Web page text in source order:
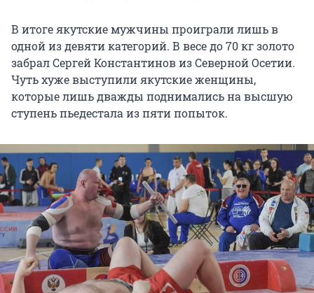
В итоге якутские мужчины проиграли лишь в
одной из девяти категорий. В весе до 70 кг золото
забрал Сергей Константинов из Северной Осетии.
Чуть хуже выступили якутские женщины,
которые лишь дважды поднимались на высшую
ступень пьедестала из пяти попыток.